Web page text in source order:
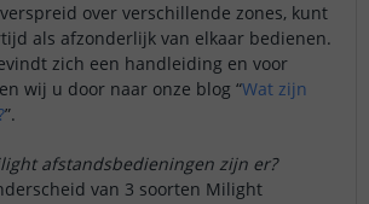
over verschillende zones, kunt
als afzonderlijk van elkaar bedienen.
zich een handleiding en voor
wij u door naar onze blog “Wat zijn
”.
afstandsbedieningen zijn er?
van 3 soorten Milight